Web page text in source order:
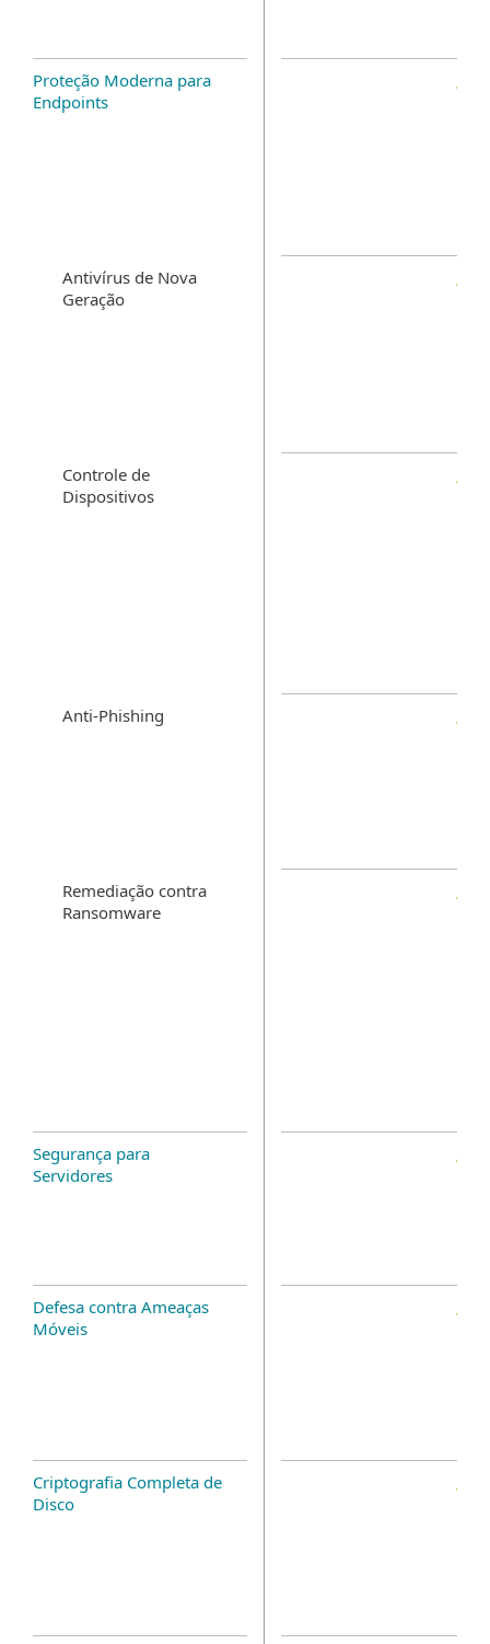
Proteção Moderna para
Endpoints
Antivírus de Nova
Geração
Controle de
Dispositivos
Anti-Phishing
Remediação contra
Ransomware
Segurança para
Servidores
Defesa contra Ameaças
Móveis
Criptografia Completa de
Disco